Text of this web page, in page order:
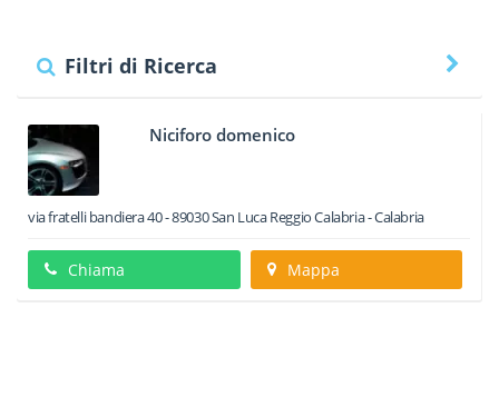
Filtri di Ricerca
Niciforo domenico
via fratelli bandiera 40-89030San LucaReggio Calabria -Calabria
Chiama Mappa